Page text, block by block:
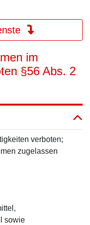
im
§56 Abs. 2
verboten;
zugelassen
sowie